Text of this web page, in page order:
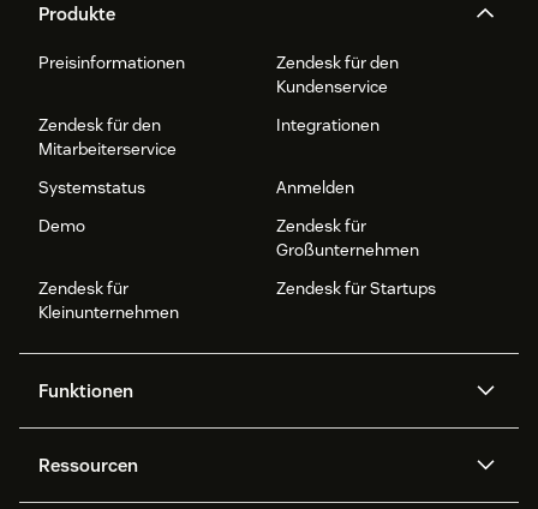
Produkte
Preisinformationen
Zendesk für den
Kundenservice
Zendesk für den
Mitarbeiterservice
Integrationen
Systemstatus
Anmelden
Demo
Zendesk für
Großunternehmen
Zendesk für
Kleinunternehmen
Zendesk für Startups
Funktionen
Zendesk-KI
Ressourcen